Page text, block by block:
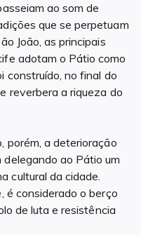
ao som de
que se perpetuam
João, as principais
adotam o Pátio como
construído, no final do
reverbera a riqueza do
porém, a deterioração
ao Pátio um
cultural da cidade.
é considerado o berço
de luta e resistência